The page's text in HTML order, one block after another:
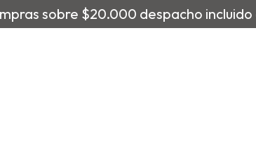
sobre $20.000 despacho